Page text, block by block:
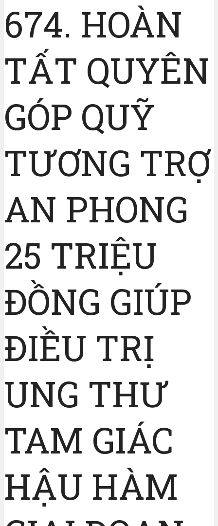
674. HOÀN
TẤT QUYÊN
GÓP QUỸ
TƯƠNG TRỢ
AN PHONG
25 TRIỆU
ĐỒNG GIÚP
ĐIỀU TRỊ
UNG THƯ
TAM GIÁC
HẬU HÀM